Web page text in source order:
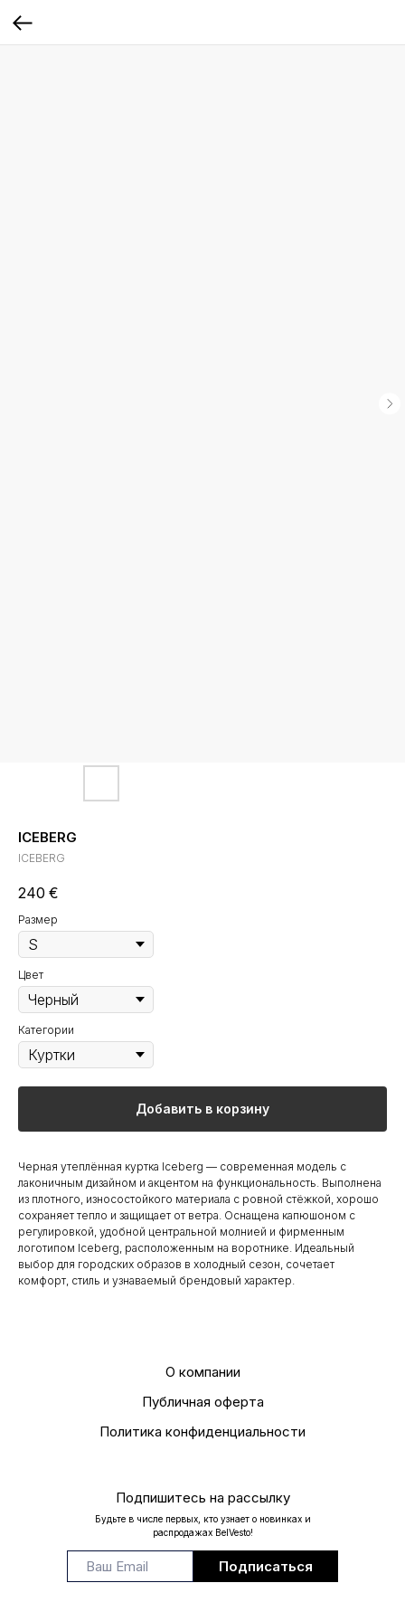
ICEBERG
ICEBERG
240 €
Размер
Цвет
Категории
Добавить в корзину
Черная утеплённая куртка Iceberg — современная модель с
лаконичным дизайном и акцентом на функциональность. Выполнена
из плотного, износостойкого материала с ровной стёжкой, хорошо
сохраняет тепло и защищает от ветра. Оснащена капюшоном с
регулировкой, удобной центральной молнией и фирменным
логотипом Iceberg, расположенным на воротнике. Идеальный
выбор для городских образов в холодный сезон, сочетает
комфорт, стиль и узнаваемый брендовый характер.
Подписаться
Будьте в числе первых, кто узнает о новинках и
распродажах BelVesto!
Подпишитесь на рассылку
Политика конфиденциальности
О компании
Публичная оферта